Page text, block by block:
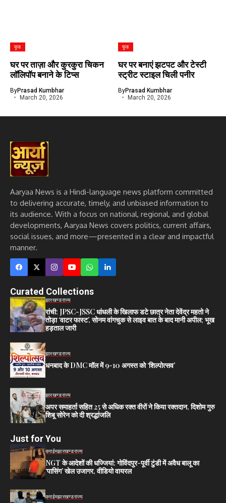
फूड
घर पर ताज़ा और कुरकुरा चिकन
लॉलिपॉप बनाने के टिप्स
ByPrasad Kumbhar
March 20, 2026
फूड
घर पर बनाएं झटपट और टेस्टी
स्ट्रीट स्टाइल चिली पनीर
ByPrasad Kumbhar
March 20, 2026
Aaryaa News is a Hindi-language news platform committed
to delivering accurate, timely, and unbiased information to
its audience. With a focus on national, regional, and global
developments, Aaryaa News covers politics, current affairs,
social issues, and more—presented in a clear and impactful
manner.
Curated Collections
झारखण्डराज्य
रांची: JPSC-JSSC धांधली के खिलाफ डटे छात्र नेता देवेंद्र महतो ने
तोड़ा ‘वाटर फास्ट’, सोनम वांगचुक से लाइव बात के बाद मानी अपील; भूख
हड़ताल जारी
झारखण्डराज्य
धनबाद के DMC मॉल में 9-10 अगस्त को ‘शिल्पोत्सव’
झारखण्डराज्य
अपर समाहर्ता सहित 25 से अधिक रक्त वीरों ने किया रक्तदान, दिशोम गुरु
शिबू सोरेन को दी श्रद्धांजलि
Just for You
क्राईमझारखण्डराज्य
NGT के आदेशों की धज्जियां: गोविंदपुर-पूर्वी टुंडी में अवैध बालू का
‘पासिंग’ खेल उजागर, वीडियो वायरल
क्राईमझारखण्डराज्य